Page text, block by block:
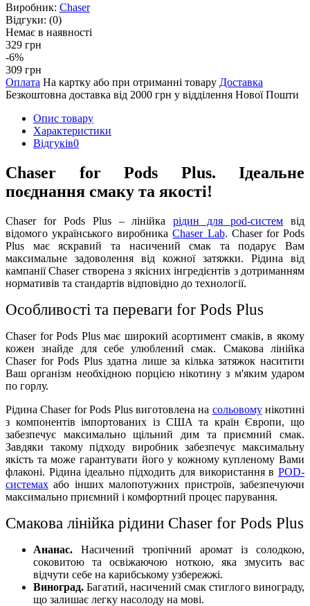
Виробник: Chaser
Відгуки: (0)
Немає в наявності
329 грн
-6%
309 грн
Оплата На картку або при отриманні товару Доставка
Безкоштовна доставка від 2000 грн у відділення Нової Пошти
Опис товару
Характеристики
Відгуків0
Chaser for Pods Plus. Ідеальне
поєднання смаку та якості!
Chaser for Pods Plus – лінійкарідин для pod-систем від
відомого українського виробникаChaser Lab. Chaser for Pods
Plus має яскравий та насичений смак та подарує Вам
максимальне задоволення від кожної затяжки. Рідина від
кампанії Chaser створена з якісних інгредієнтів з дотриманням
нормативів та стандартів відповідно до технології.
Особливості та переваги for Pods Plus
Chaser for Pods Plus має широкий асортимент смаків, в якому
кожен знайде для себе улюблений смак. Смакова лінійка
Chaser for Pods Plus здатна лише за кілька затяжок наситити
Ваш організм необхідною порцією нікотину з м'яким ударом
по горлу.
Рідина Chaser for Pods Plus виготовлена на сольовомунікотині
з компонентів імпортованих із США та країн Європи, що
забезпечує максимально щільний дим та приємний смак.
Завдяки такому підходу виробник забезпечує максимальну
якість та може гарантувати його у кожному купленому Вами
флаконі. Рідина ідеально підходить для використання в POD-
системах або інших малопотужних пристроїв, забезпечуючи
максимально приємний і комфортний процес парування.
Смакова лінійка рідини Chaser for Pods Plus
Ананас. Насичений тропічний аромат із солодкою,
соковитою та освіжаючою ноткою, яка змусить вас
відчути себе на карибському узбережжі.
Виноград. Багатий, насичений смак стиглого винограду,
що залишає легку насолоду на мові.